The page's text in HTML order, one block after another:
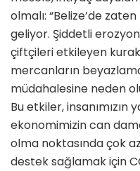
olmalı: “Belize’de
geliyor. Şiddetli
çiftçileri etkileyen
mercanların
müdahalesine neden
Bu etkiler, insanımızın
ekonomimizin can
olma noktasında çok
destek sağlamak için